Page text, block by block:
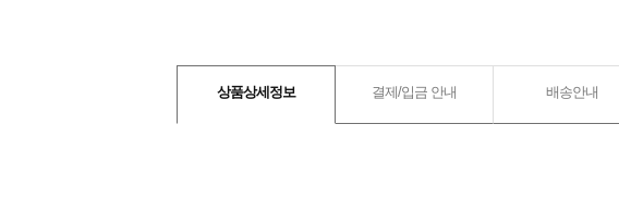
상품상세정보 결제/입금 안내 배송안내